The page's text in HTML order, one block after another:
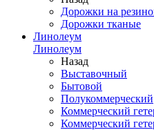
Дорожки на
Дорожки тканые
Линолеум
Линолеум
Назад
Выставочный
Бытовой
Полукоммерческий
Коммерческий
Коммерческий